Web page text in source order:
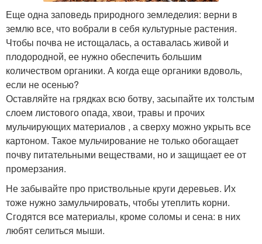
Еще одна заповедь природного земледелия: верни в
землю все, что вобрали в себя культурные растения.
Чтобы почва не истощалась, а оставалась живой и
плодородной, ее нужно обеспечить большим
количеством органики. А когда еще органики вдоволь,
если не осенью?
Оставляйте на грядках всю ботву, засыпайте их толстым
слоем листового опада, хвои, травы и прочих
мульчирующих материалов , а сверху можно укрыть все
картоном. Такое мульчирование не только обогащает
почву питательными веществами, но и защищает ее от
промерзания.
Не забывайте про приствольные круги деревьев. Их
тоже нужно замульчировать, чтобы утеплить корни.
Сгодятся все материалы, кроме соломы и сена: в них
любят селиться мыши.